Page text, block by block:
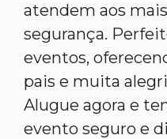
atendem aos
segurança.
eventos,
pais e muita
Alugue agora e
evento seguro e